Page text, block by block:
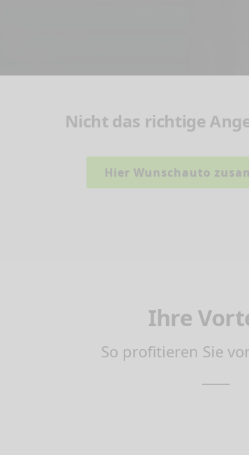
Nicht das richtige
Hier Wunschauto
Ihre
So profitieren Sie